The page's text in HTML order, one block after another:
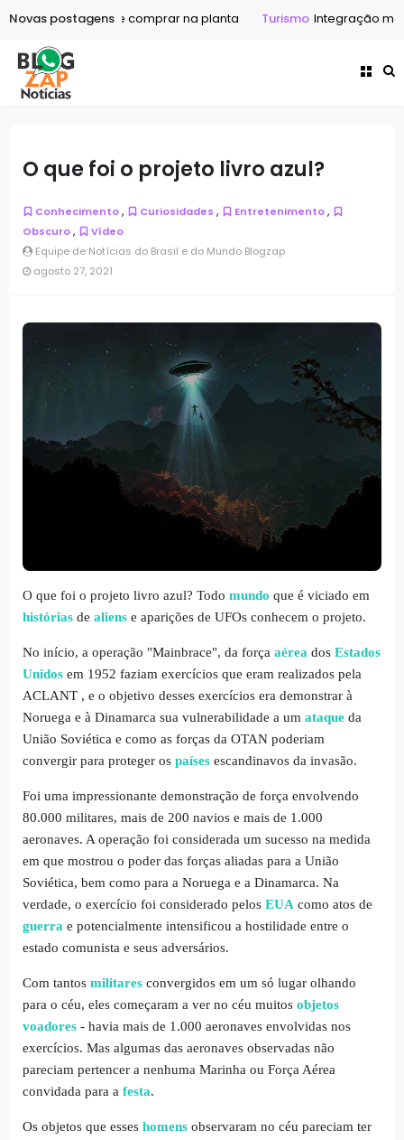
antes de comprar na planta Turismo Integração modal: por
Novas postagens
O que foi o projeto livro azul?
Conhecimento, Curiosidades , Entretenimento,
Obscuro,
Vídeo
Equipe de Notícias do Brasil e do Mundo Blogzap
agosto 27, 2021
O que foi o projeto livro azul? Todo mundo que é viciado em
histórias de aliens e aparições de UFOs conhecem o projeto.
No início, a operação "Mainbrace", da força aérea dos Estados
Unidos em 1952 faziam exercícios que eram realizados pela
ACLANT , e o objetivo desses exercícios era demonstrar à
Noruega e à Dinamarca sua vulnerabilidade a um ataque da
União Soviética e como as forças da OTAN poderiam
convergir para proteger os países escandinavos da invasão.
Foi uma impressionante demonstração de força envolvendo
80.000 militares, mais de 200 navios e mais de 1.000
aeronaves. A operação foi considerada um sucesso na medida
em que mostrou o poder das forças aliadas para a União
Soviética, bem como para a Noruega e a Dinamarca. Na
verdade, o exercício foi considerado pelos EUA como atos de
guerra e potencialmente intensificou a hostilidade entre o
estado comunista e seus adversários.
Com tantos militares convergidos em um só lugar olhando
para o céu, eles começaram a ver no céu muitos objetos
voadores - havia mais de 1.000 aeronaves envolvidas nos
exercícios. Mas algumas das aeronaves observadas não
pareciam pertencer a nenhuma Marinha ou Força Aérea
convidada para a festa.
Os objetos que esses homens observaram no céu pareciam ter